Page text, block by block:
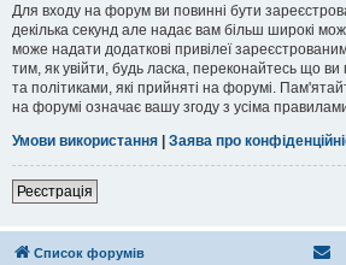
Для входу на форум ви повинні бути
декілька секунд але надає вам більш широкі
може надати додаткові привілеї
тим, як увійти, будь ласка, переконайтесь що
та політиками, які прийняті на форумі.
на форумі означає вашу згоду з усіма
Умови використання | Заява про
Реєстрація
Список форумів